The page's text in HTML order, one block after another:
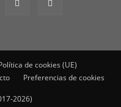
de cookies (UE)
Preferencias de cookies
2026)